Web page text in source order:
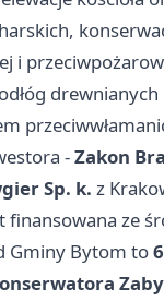
i
-Zakon
Sp. k. z
finansowana ze
Gminy Bytom to